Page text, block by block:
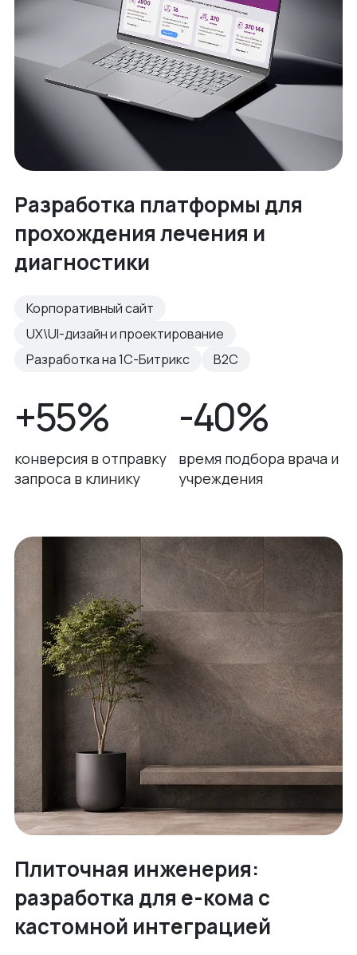
Разработка платформы для
прохождения лечения и
диагностики
Корпоративный сайт
UX\UI-дизайн и проектирование
Разработка на 1С-Битрикс
B2C
+55%
конверсия в отправку
запроса в клинику
-40%
время подбора врача и
учреждения
Плиточная инженерия:
разработка для е-кома с
кастомной интеграцией